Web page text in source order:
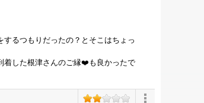
るつもりだったの？とそこはちょっ
着した根津さんのご縁❤️も良かったで